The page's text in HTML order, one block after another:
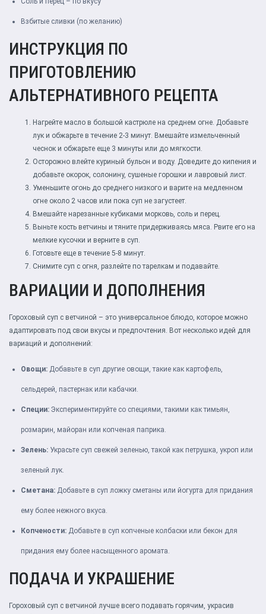
Взбитые сливки (по желанию)
ИНСТРУКЦИЯ ПО
ПРИГОТОВЛЕНИЮ
АЛЬТЕРНАТИВНОГО РЕЦЕПТА
Нагрейте масло в большой кастрюле на среднем огне. Добавьте
лук и обжарьте в течение 2-3 минут. Вмешайте измельченный
чеснок и обжарьте еще 3 минуты или до мягкости.
Осторожно влейте куриный бульон и воду. Доведите до кипения и
добавьте окорок, солонину, сушеные горошки и лавровый лист.
Уменьшите огонь до среднего низкого и варите на медленном
огне около 2 часов или пока суп не загустеет.
Вмешайте нарезанные кубиками морковь, соль и перец.
Выньте кость ветчины и тяните придерживаясь мяса. Рвите его на
мелкие кусочки и верните в суп.
Готовьте еще в течение 5-8 минут.
Снимите суп с огня, разлейте по тарелкам и подавайте.
ВАРИАЦИИ И ДОПОЛНЕНИЯ
Гороховый суп с ветчиной – это универсальное блюдо, которое можно
адаптировать под свои вкусы и предпочтения. Вот несколько идей для
вариаций и дополнений:
Овощи: Добавьте в суп другие овощи, такие как картофель,
сельдерей, пастернак или кабачки.
Специи: Экспериментируйте со специями, такими как тимьян,
розмарин, майоран или копченая паприка.
Зелень: Украсьте суп свежей зеленью, такой как петрушка, укроп или
зеленый лук.
Сметана: Добавьте в суп ложку сметаны или йогурта для придания
ему более нежного вкуса.
Копчености: Добавьте в суп копченые колбаски или бекон для
придания ему более насыщенного аромата.
ПОДАЧА И УКРАШЕНИЕ
Гороховый суп с ветчиной лучше всего подавать горячим, украсив